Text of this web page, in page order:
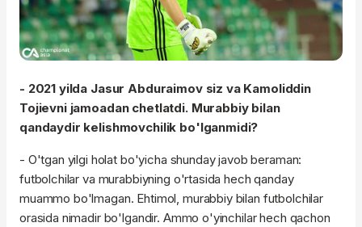
- 2021 yilda Jasur Abduraimov siz va Kamoliddin
Tojievni jamoadan chetlatdi. Murabbiy bilan
qandaydir kelishmovchilik bo'lganmidi?
- O'tgan yilgi holat bo'yicha shunday javob beraman:
futbolchilar va murabbiyning o'rtasida hech qanday
muammo bo'lmagan. Ehtimol, murabbiy bilan futbolchilar
orasida nimadir bo'lgandir. Ammo o'yinchilar hech qachon